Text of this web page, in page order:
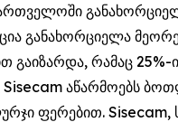
განახორციელა
გაიზარდა, რამაც
აწარმოებს
ფერებით.